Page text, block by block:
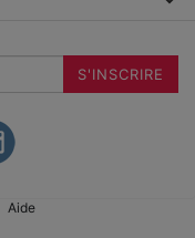
S'INSCRIRE
Aide